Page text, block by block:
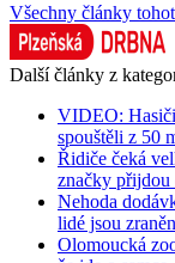
Všechny články
Další články z
VIDEO: Hasiči
spouštěli z 50
Řidiče čeká
značky přijdou
Nehoda
lidé jsou
Olomoucká